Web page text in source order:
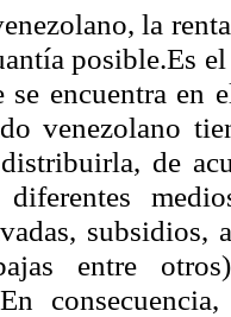
la
posible.Es
encuentra en
venezolano
de
subsidios,
entre otros)